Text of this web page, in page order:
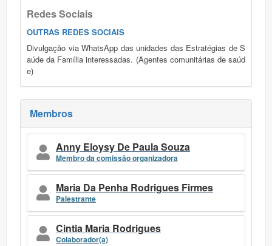
Redes Sociais
OUTRAS REDES SOCIAIS
Divulgação via WhatsApp das unidades das Estratégias de S
aúde da Família interessadas. (Agentes comunitárias de saúd
e)
Membros
Anny Eloysy De Paula Souza
Membro da comissão organizadora
Maria Da Penha Rodrigues Firmes
Palestrante
Cintia Maria Rodrigues
Colaborador(a)